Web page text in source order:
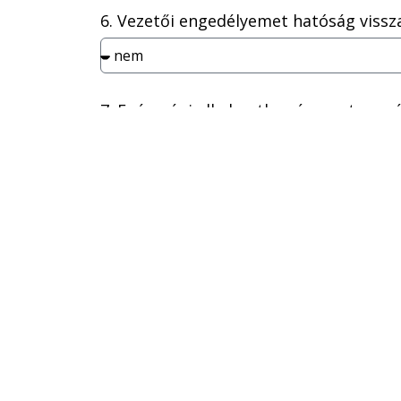
6. Vezetői engedélyemet hatóság
7. Egészségi alkalmatlanságomat